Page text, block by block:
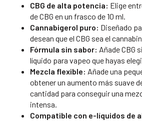
CBG de alta potencia: Elige
de CBG en un frasco de 10 ml.
Cannabigerol puro: Diseñado
desean que el CBG sea el
Fórmula sin sabor: Añade CBG
líquido para vapeo que hayas
Mezcla flexible: Añade una
obtener un aumento más suave
cantidad para conseguir una
intensa.
Compatible con e-líquidos de